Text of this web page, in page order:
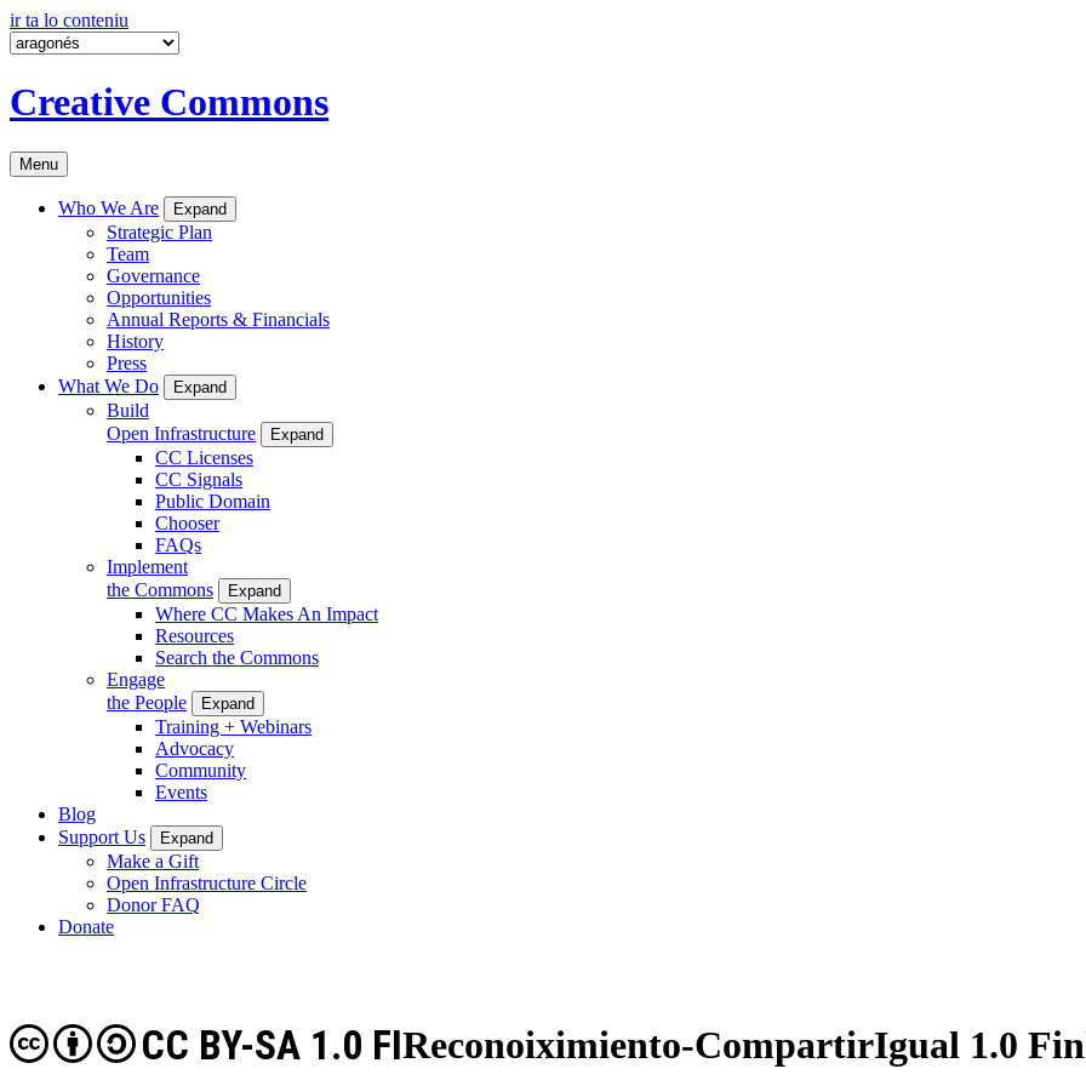
ir ta lo conteniu
Creative Commons
Menu
Who We Are Expand
Strategic Plan
Team
Governance
Opportunities
Annual Reports & Financials
History
Press
What We Do
Expand
Build
Open Infrastructure
Expand
CC Licenses
CC Signals
Public Domain
Chooser
FAQs
Implement
the Commons
Expand
Where CC Makes An Impact
Resources
Search the Commons
Engage
the People
Expand
Training + Webinars
Advocacy
Community
Events
Blog
Support Us
Expand
Make a Gift
Open Infrastructure Circle
Donor FAQ
Donate
Reconoiximiento-CompartirIgual 1.0
CC BY-SA 1.0 FI